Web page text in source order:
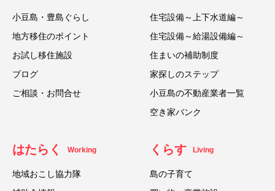
小豆島・豊島ぐらし
地方移住のポイント
お試し移住施設
ブログ
ご相談・お問合せ
住宅設備～上下水道編～
住宅設備～給湯設備編～
住まいの補助制度
家探しのステップ
小豆島の不動産業者一覧
空き家バンク
はたらく Working
地域おこし協力隊
くらす Living
島の子育て